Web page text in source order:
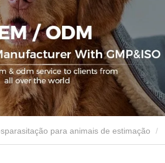
para animais de estimação